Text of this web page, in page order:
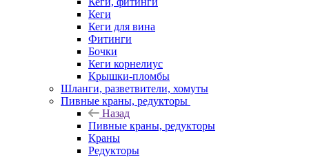
Кеги
Кеги для вина
Фитинги
Бочки
Кеги корнелиус
Крышки-пломбы
Шланги, разветвители, хомуты
Пивные краны, редукторы
Назад
Пивные краны, редукторы
Краны
Редукторы